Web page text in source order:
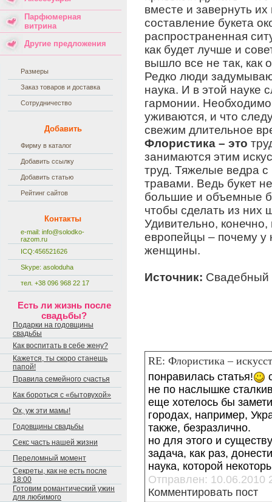
Парфюмерная
витрина
Другие предложения
Размеры
Заказ товаров и доставка
Сотрудничество
Добавить
Фирму в каталог
Добавить ссылку
Добавить статью
Рейтинг сайтов
Контакты
e-mail: info@solodko-
razom.ru
ICQ:456521626
Skype: asoloduha
тел. +38 096 968 22 17
Есть ли жизнь после
свадьбы?
Подарки на годовщины
свадьбы
Как воспитать в себе жену?
Кажется, ты скоро станешь
папой!
Правила семейного счастья
Как бороться с «бытовухой»
Ох, уж эти мамы!
Годовщины свадьбы
Секс часть нашей жизни
Переломный момент
Секреты, как не есть после
18:00
Готовим романтический ужин
для любимого
вместе и завернуть их
составление букета
распространенная
как будет лучше и
вышло все не так, как
Редко люди
наука. И в этой науке
гармонии.
уживаются, и что
свежим длительное
Флористика – это
занимаются этим
труд. Тяжелые ведра
травами. Ведь букет
большие и объемные
чтобы сделать из них
Удивительно,
европейцы – почему
женщины.
Источник: Свадебный
RE: Флористика –
понравилась статья!
не по наслышке
еще хотелось бы
городах, например,
также, безразлично.
но для этого и
задача, как раз,
наука, которой
Отправлен: 10.06.2010
Комментировать пост